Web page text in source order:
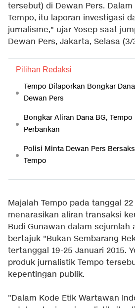
tersebut) di Dewan Pers.
Tempo, itu laporan investigasi
jurnalisme," ujar Yosep saat
Dewan Pers, Jakarta, Selasa (3/
Pilihan Redaksi
Tempo Dilaporkan Bongkar
Dewan Pers
Bongkar Aliran Dana BG,
Perbankan
Polisi Minta Dewan Pers
Tempo
Majalah Tempo pada tanggal
menarasikan aliran transaksi
Budi Gunawan dalam sejumlah
bertajuk "Bukan Sembarang
tertanggal 19-25 Januari 2015.
produk jurnalistik Tempo
kepentingan publik.
"Dalam Kode Etik Wartawan